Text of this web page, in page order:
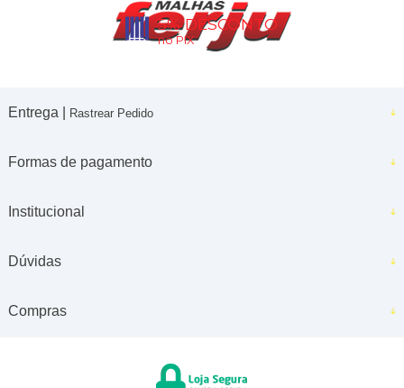
5% DESCONTO
no PIX
Entrega | Rastrear Pedido
Formas de pagamento
Institucional
Dúvidas
Compras